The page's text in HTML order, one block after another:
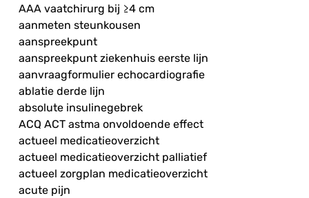
AAA vaatchirurg bij ≥4 cm
aanmeten steunkousen
aanspreekpunt
aanspreekpunt ziekenhuis eerste lijn
aanvraagformulier echocardiografie
ablatie derde lijn
absolute insulinegebrek
ACQ ACT astma onvoldoende effect
actueel medicatieoverzicht
actueel medicatieoverzicht palliatief
actueel zorgplan medicatieoverzicht
acute pijn